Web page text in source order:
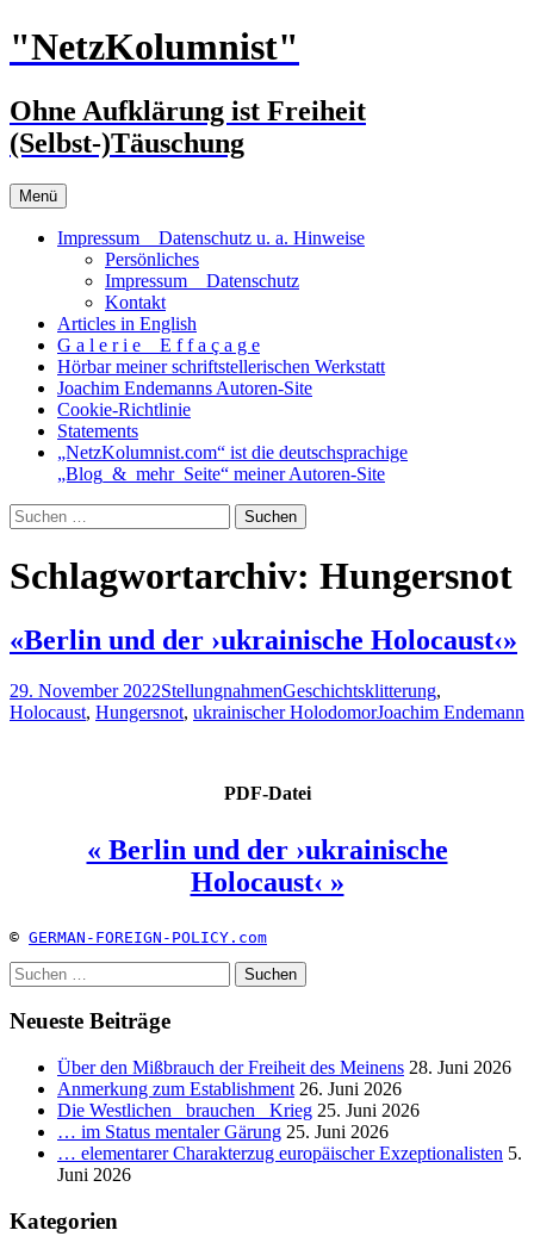
Zum
Inhalt
"NetzKolumnist"
Ohne Aufklärung ist Freiheit
(Selbst-)Täuschung
Menü
Impressum _ Datenschutz u. a. Hinweise
Persönliches
Impressum _ Datenschutz
Kontakt
Articles in English
G a l e r i e _ E f f a ç a g e
Hörbar meiner schriftstellerischen Werkstatt
Joachim Endemanns Autoren-Site
Cookie-Richtlinie
Statements
„NetzKolumnist.com“ ist die deutschsprachige
„Blog_&_mehr_Seite“ meiner Autoren-Site
Suchen
nach:
Schlagwortarchiv: Hungersnot
«Berlin und der ›ukrainische Holocaust‹»
29. November 2022StellungnahmenGeschichtsklitterung,
Holocaust, Hungersnot, ukrainischer HolodomorJoachim Endemann
PDF-Datei
« Berlin und der ›ukrainische
Holocaust‹ »
© GERMAN-FOREIGN-POLICY.com
Suchen
nach:
Neueste Beiträge
Über den Mißbrauch der Freiheit des Meinens 28. Juni 2026
Anmerkung zum Establishment 26. Juni 2026
Die Westlichen _brauchen_ Krieg 25. Juni 2026
… im Status mentaler Gärung 25. Juni 2026
… elementarer Charakterzug europäischer Exzeptionalisten 5.
Juni 2026
Kategorien